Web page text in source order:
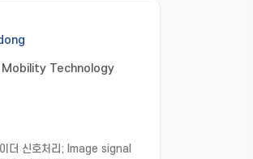
Technology
신호처리; Image signal